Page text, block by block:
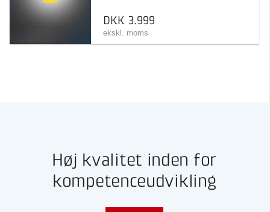
DKK 3.999
ekskl. moms
Høj kvalitet inden for
kompetenceudvikling